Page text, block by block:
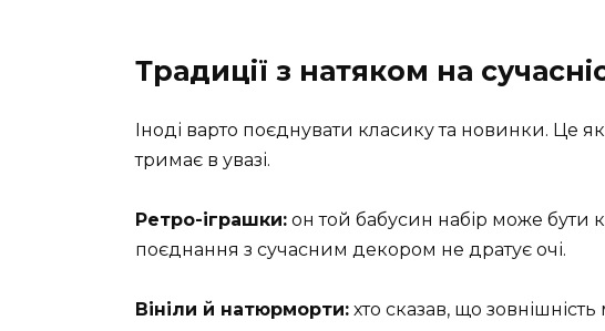
Традиції з натяком на
Іноді варто поєднувати класику та новинки. Це
тримає в увазі.
Ретро-іграшки: он той бабусин набір може бути
поєднання з сучасним декором не дратує очі.
Вініли й натюрморти: хто сказав, що